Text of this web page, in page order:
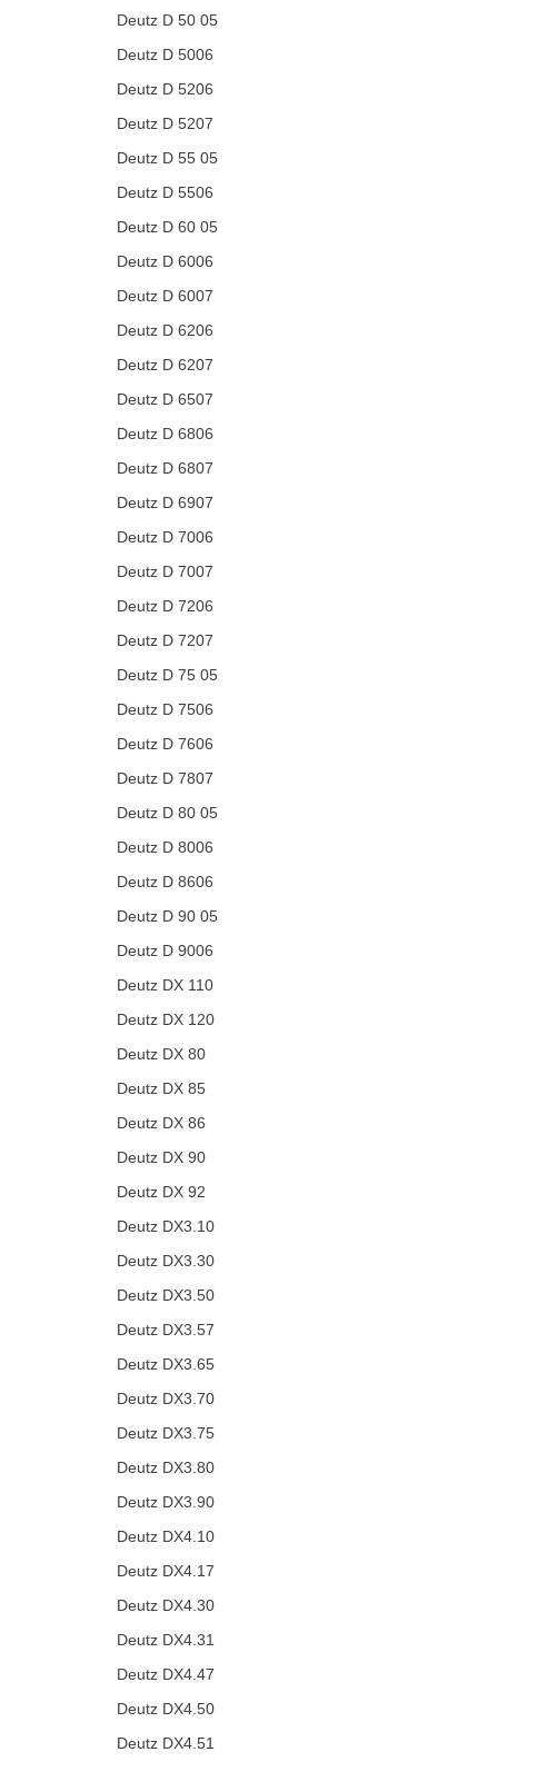
Deutz D 50 05
Deutz D 5006
Deutz D 5206
Deutz D 5207
Deutz D 55 05
Deutz D 5506
Deutz D 60 05
Deutz D 6006
Deutz D 6007
Deutz D 6206
Deutz D 6207
Deutz D 6507
Deutz D 6806
Deutz D 6807
Deutz D 6907
Deutz D 7006
Deutz D 7007
Deutz D 7206
Deutz D 7207
Deutz D 75 05
Deutz D 7506
Deutz D 7606
Deutz D 7807
Deutz D 80 05
Deutz D 8006
Deutz D 8606
Deutz D 90 05
Deutz D 9006
Deutz DX 110
Deutz DX 120
Deutz DX 80
Deutz DX 85
Deutz DX 86
Deutz DX 90
Deutz DX 92
Deutz DX3.10
Deutz DX3.30
Deutz DX3.50
Deutz DX3.57
Deutz DX3.65
Deutz DX3.70
Deutz DX3.75
Deutz DX3.80
Deutz DX3.90
Deutz DX4.10
Deutz DX4.17
Deutz DX4.30
Deutz DX4.31
Deutz DX4.47
Deutz DX4.50
Deutz DX4.51